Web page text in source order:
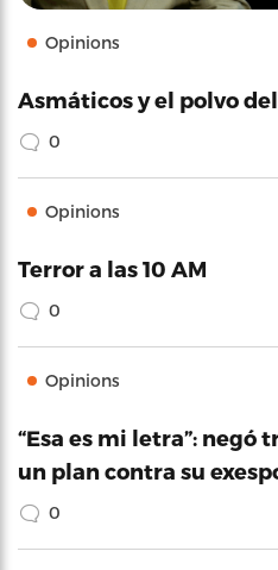
Opinions
Asmáticos y el polvo
0
Opinions
Terror a las 10 AM
0
Opinions
“Esa es mi letra”: negó
un plan contra su
0